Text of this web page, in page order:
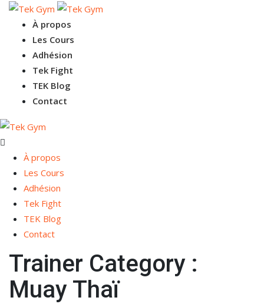
À propos
Les Cours
Adhésion
Tek Fight
TEK Blog
Contact
À propos
Les Cours
Adhésion
Tek Fight
TEK Blog
Contact
Trainer Category :
Muay Thaï